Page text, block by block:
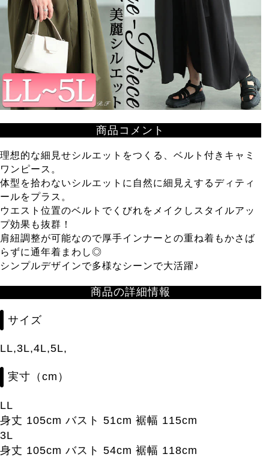
商品コメント
理想的な細見せシルエットをつくる、ベルト付きキャミ
ワンピース。
体型を拾わないシルエットに自然に細見えするディティ
ールをプラス。
ウエスト位置のベルトでくびれをメイクしスタイルアッ
プ効果も抜群！
肩紐調整が可能なので厚手インナーとの重ね着もかさば
らずに通年着まわし◎
シンプルデザインで多様なシーンで大活躍♪
商品の詳細情報
サイズ
LL,3L,4L,5L,
実寸（cm）
LL
身丈 105cm バスト 51cm 裾幅 115cm
3L
身丈 105cm バスト 54cm 裾幅 118cm